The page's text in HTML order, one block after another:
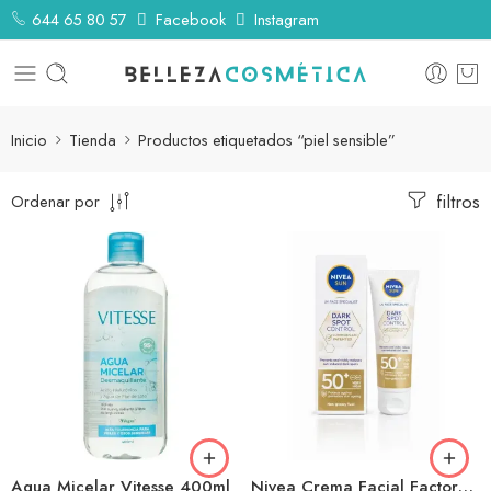
644 65 80 57 Facebook Instagram
Inicio Tienda Productos etiquetados “piel sensible”
filtros
Ordenar por